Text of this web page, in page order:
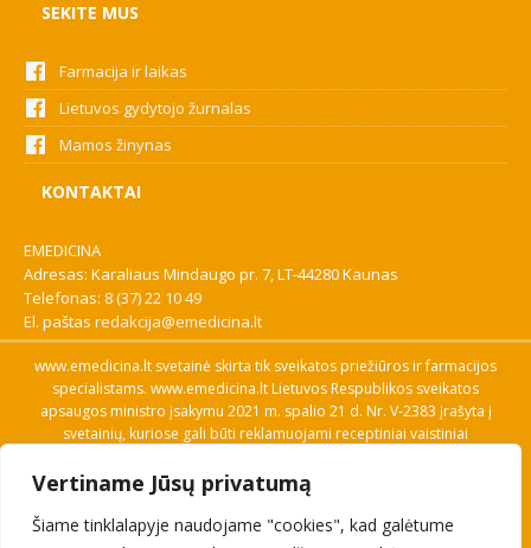
Vertiname Jūsų privatumą
Šiame tinklalapyje naudojame "cookies", kad galėtume
SEKITE MUS
Farmacija ir laikas
Lietuvos gydytojo žurnalas
Mamos žinynas
KONTAKTAI
EMEDICINA
Adresas: Karaliaus Mindaugo pr. 7, LT-44280 Kaunas
Telefonas: 8 (37) 22 10 49
El. paštas redakcija@emedicina.lt
www.emedicina.lt svetainė skirta tik sveikatos priežiūros ir farmacijos
specialistams. www.emedicina.lt Lietuvos Respublikos sveikatos
apsaugos ministro įsakymu 2021 m. spalio 21 d. Nr. V-2383 įrašyta į
svetainių, kuriose gali būti reklamuojami receptiniai vaistiniai
savo profesinę kvalifikaciją. Naudingos nuorodos: Vaistų ir medicinos
pagalbos priemonių kainų paieška, VVKT tinklalapis, Sveikatos
priežiūros ar farmacijos specialisto pranešimo apie įtariamą